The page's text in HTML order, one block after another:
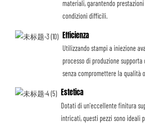
materiali, garantendo
condizioni difficili.
Efficienza
Utilizzando stampi a iniezione
processo di produzione
senza compromettere la qualità
Estetica
Dotati di un'eccellente finitura
intricati, questi pezzi sono ideali